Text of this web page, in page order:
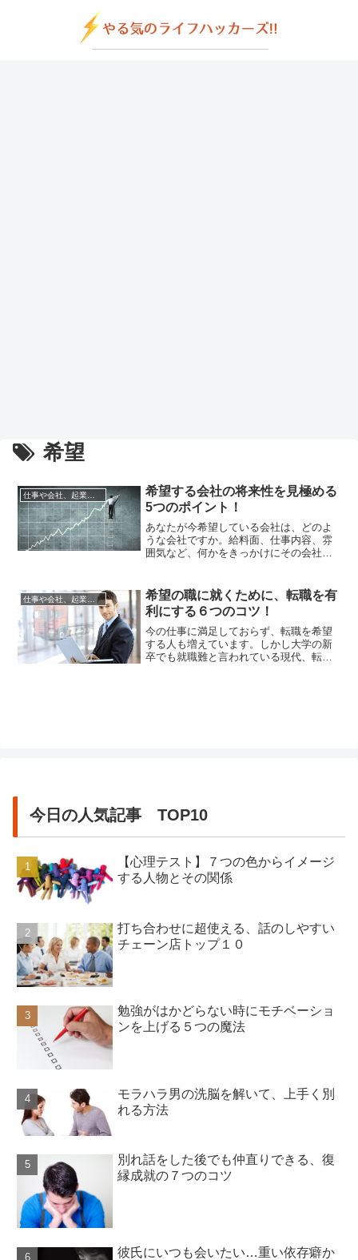
希望
仕事や会社、起業の悩みを解決
希望する会社の将来性を見極める
5つのポイント！
あなたが今希望している会社は、どのよ
うな会社ですか。給料面、仕事内容、雰
囲気など、何かをきっかけにその会社を
ちんと判断しているかと問われた場合、
口ごもってしまう人は実は多いもの。今
の現状では、あなたが希望するほどの素
晴らしい会社かもしれませんが、数...
仕事や会社、起業の悩みを解決
希望の職に就くために、転職を有
利にする６つのコツ！
今の仕事に満足しておらず、転職を希望
する人も増えています。しかし大学の新
卒でも就職難と言われている現代、転職
今日の人気記事 TOP10
【心理テスト】７つの色からイメージ
する人物とその関係
打ち合わせに超使える、話のしやすい
チェーン店トップ１０
勉強がはかどらない時にモチベーショ
ンを上げる５つの魔法
モラハラ男の洗脳を解いて、上手く別
れる方法
別れ話をした後でも仲直りできる、復
縁成就の７つのコツ
彼氏にいつも会いたい…重い依存癖か